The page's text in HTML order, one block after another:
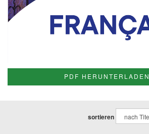
PDF HERUNTERLADEN
sortieren